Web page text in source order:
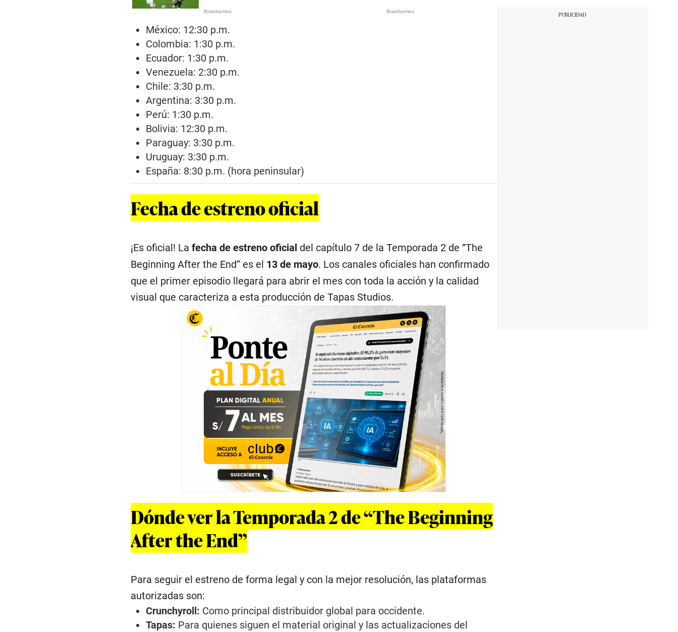
México: 12:30 p.m.
Colombia: 1:30 p.m.
Ecuador: 1:30 p.m.
Venezuela: 2:30 p.m.
Chile: 3:30 p.m.
Argentina: 3:30 p.m.
Perú: 1:30 p.m.
Bolivia: 12:30 p.m.
Paraguay: 3:30 p.m.
Uruguay: 3:30 p.m.
España: 8:30 p.m. (hora peninsular)
Fecha de estreno oficial
¡Es oficial! La fecha de estreno oficial del capítulo 7 de la Temporada 2 de “The
Beginning After the End” es el 13 de mayo. Los canales oficiales han confirmado
que el primer episodio llegará para abrir el mes con toda la acción y la calidad
visual que caracteriza a esta producción de Tapas Studios.
Dónde ver la Temporada 2 de “The Beginning
After the End”
Para seguir el estreno de forma legal y con la mejor resolución, las plataformas
autorizadas son:
Crunchyroll: Como principal distribuidor global para occidente.
Tapas: Para quienes siguen el material original y las actualizaciones del